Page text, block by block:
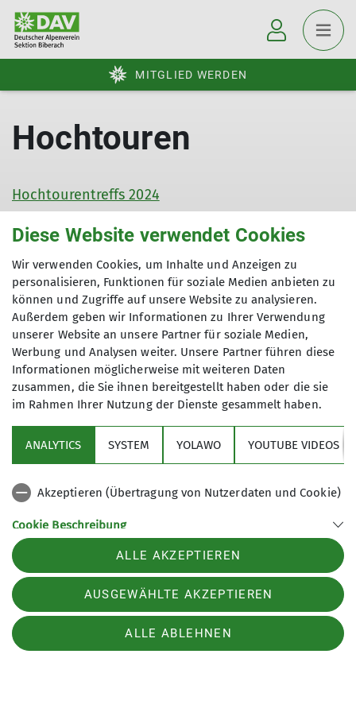
MITGLIED WERDEN
Hochtouren
Hochtourentreffs 2024
Hochtourenprogramm 2024
Allg. Teilnahmebedingungen
Sektion
Aktuelles
Sektion Biberach des Deutschen Alpenvereins (DAV) e. V.
Ehinger-Tor-Platz 3
88400 Biberach
Telefon +4973513207575
Datenschutz-Einstellungen
Datenschutz
Diese Website verwendet Cookies
Wir verwenden Cookies, um Inhalte und Anzeigen zu
personalisieren, Funktionen für soziale Medien anbieten zu
können und Zugriffe auf unsere Website zu analysieren.
Außerdem geben wir Informationen zu Ihrer Verwendung
unserer Website an unsere Partner für soziale Medien,
Werbung und Analysen weiter. Unsere Partner führen diese
Informationen möglicherweise mit weiteren Daten
zusammen, die Sie ihnen bereitgestellt haben oder die sie
im Rahmen Ihrer Nutzung der Dienste gesammelt haben.
ANALYTICS SYSTEM YOLAWO YOUTUBE VIDEOS
Akzeptieren (Übertragung von Nutzerdaten und Cookie)
Cookie Beschreibung
Verwendete CookiesALLE AKZEPTIEREN
AUSGEWÄHLTE AKZEPTIEREN
ALLE ABLEHNEN